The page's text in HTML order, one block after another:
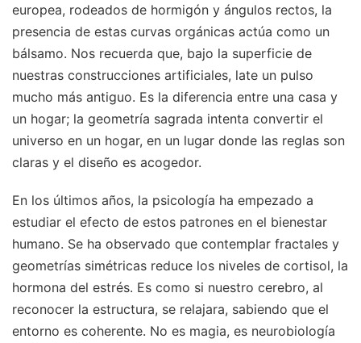
europea, rodeados de hormigón y ángulos rectos, la
presencia de estas curvas orgánicas actúa como un
bálsamo. Nos recuerda que, bajo la superficie de
nuestras construcciones artificiales, late un pulso
mucho más antiguo. Es la diferencia entre una casa y
un hogar; la geometría sagrada intenta convertir el
universo en un hogar, en un lugar donde las reglas son
claras y el diseño es acogedor.
En los últimos años, la psicología ha empezado a
estudiar el efecto de estos patrones en el bienestar
humano. Se ha observado que contemplar fractales y
geometrías simétricas reduce los niveles de cortisol, la
hormona del estrés. Es como si nuestro cerebro, al
reconocer la estructura, se relajara, sabiendo que el
entorno es coherente. No es magia, es neurobiología